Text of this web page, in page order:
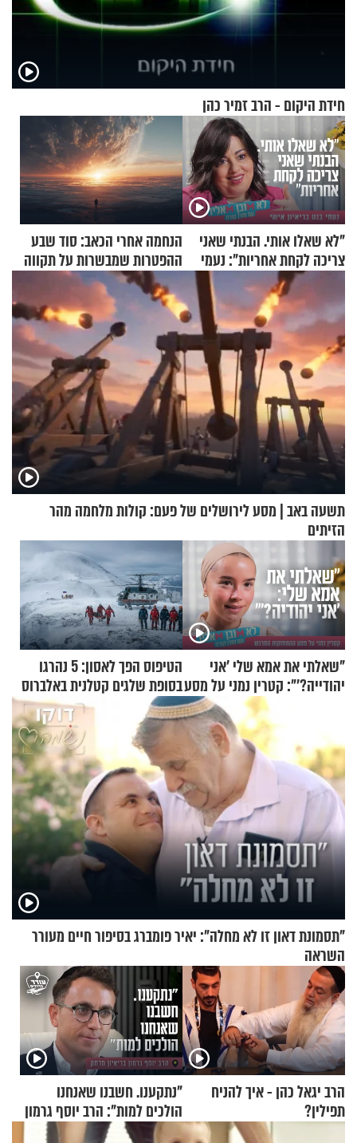
חידת היקום - הרב זמיר כהן
"לא שאלו אותי. הבנתי שאני
צריכה לקחת אחריות": נעמי
בנט בריאיון אישי
הנחמה אחרי הכאב: סוד שבע
ההפטרות שמבשרות על תקווה
וגאולה
תשעה באב | מסע לירושלים של פעם: קולות מלחמה מהר
הזיתים
"שאלתי את אמא שלי 'אני
יהודייה?'": קטרין נמני על מסע
ההתחזקות המרגש
הטיפוס הפך לאסון: 5 נהרגו
בסופת שלגים קטלנית באלברוס
"תסמונת דאון זו לא מחלה": יאיר פומברג בסיפור חיים מעורר
השראה
הרב יגאל כהן - איך להניח
תפילין?
"נתקענו. חשבנו שאנחנו
הולכים למות": הרב יוסף גרמון
בריאיון מרתק